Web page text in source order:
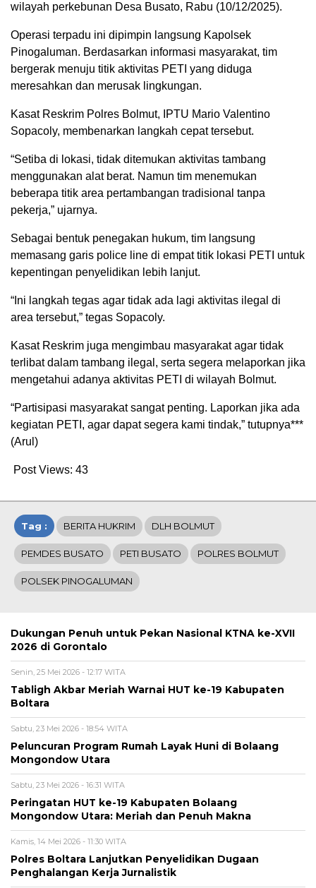
wilayah perkebunan Desa Busato, Rabu (10/12/2025).
Operasi terpadu ini dipimpin langsung Kapolsek
Pinogaluman. Berdasarkan informasi masyarakat, tim
bergerak menuju titik aktivitas PETI yang diduga
meresahkan dan merusak lingkungan.
Kasat Reskrim Polres Bolmut, IPTU Mario Valentino
Sopacoly, membenarkan langkah cepat tersebut.
“Setiba di lokasi, tidak ditemukan aktivitas tambang
menggunakan alat berat. Namun tim menemukan
beberapa titik area pertambangan tradisional tanpa
pekerja,” ujarnya.
Sebagai bentuk penegakan hukum, tim langsung
memasang garis police line di empat titik lokasi PETI untuk
kepentingan penyelidikan lebih lanjut.
“Ini langkah tegas agar tidak ada lagi aktivitas ilegal di
area tersebut,” tegas Sopacoly.
Kasat Reskrim juga mengimbau masyarakat agar tidak
terlibat dalam tambang ilegal, serta segera melaporkan jika
mengetahui adanya aktivitas PETI di wilayah Bolmut.
“Partisipasi masyarakat sangat penting. Laporkan jika ada
kegiatan PETI, agar dapat segera kami tindak,” tutupnya***
(Arul)
Post Views: 43
Tag : BERITA HUKRIM DLH BOLMUT
PEMDES BUSATO PETI BUSATO POLRES BOLMUT
POLSEK PINOGALUMAN
Dukungan Penuh untuk Pekan Nasional KTNA ke-XVII
2026 di Gorontalo
Senin, 25 Mei 2026 - 12:17 WITA
Tabligh Akbar Meriah Warnai HUT ke-19 Kabupaten
Boltara
Sabtu, 23 Mei 2026 - 18:54 WITA
Peluncuran Program Rumah Layak Huni di Bolaang
Mongondow Utara
Sabtu, 23 Mei 2026 - 16:31 WITA
Peringatan HUT ke-19 Kabupaten Bolaang
Mongondow Utara: Meriah dan Penuh Makna
Kamis, 14 Mei 2026 - 11:30 WITA
Polres Boltara Lanjutkan Penyelidikan Dugaan
Penghalangan Kerja Jurnalistik